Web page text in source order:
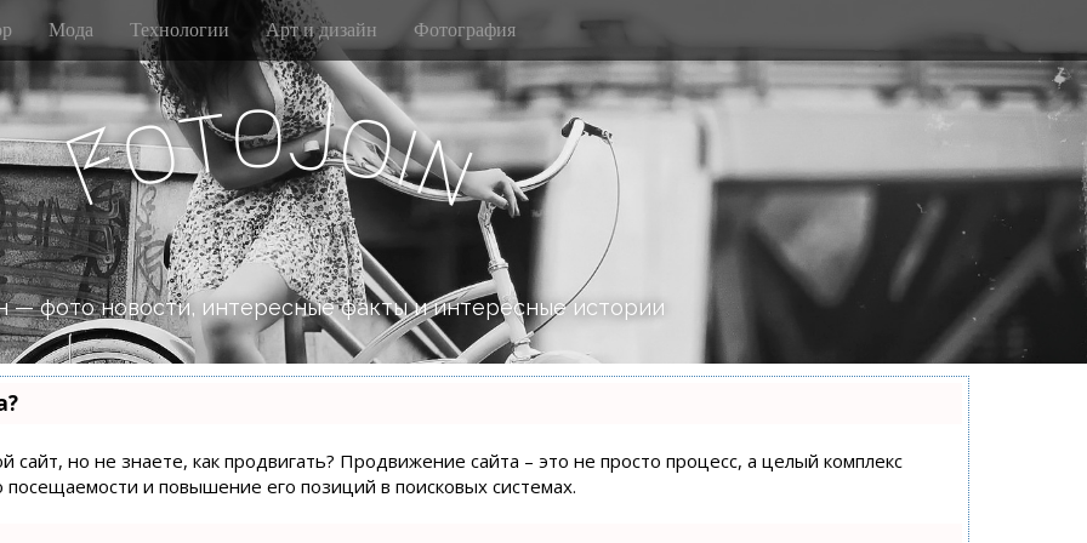
Мода Технологии Арт и дизайн Фотография
FotoJoi
n
— фото новости, интересные факты и интересные истории
сайт, но не знаете, как продвигать? Продвижение сайта – это не просто процесс, а целый комплекс
и повышение его позиций в поисковых системах.